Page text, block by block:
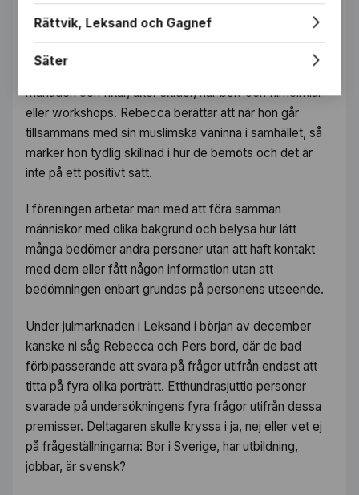
framförallt arbetar man på att nå en förändring.
Samtidigt som medlemmarna hittar på roliga aktiviteter
månaden och fikar, åker skidor, har bok-och filmcirklar
eller workshops. Rebecca berättar att när hon går
tillsammans med sin muslimska väninna i samhället, så
märker hon tydlig skillnad i hur de bemöts och det är
inte på ett positivt sätt.
I föreningen arbetar man med att föra samman
människor med olika bakgrund och belysa hur lätt
många bedömer andra personer utan att haft kontakt
med dem eller fått någon information utan att
bedömningen enbart grundas på personens utseende.
Under julmarknaden i Leksand i början av december
kanske ni såg Rebecca och Pers bord, där de bad
förbipasserande att svara på frågor utifrån endast att
titta på fyra olika porträtt. Etthundrasjuttio personer
svarade på undersökningens fyra frågor utifrån dessa
premisser. Deltagaren skulle kryssa i ja, nej eller vet ej
på frågeställningarna: Bor i Sverige, har utbildning,
jobbar, är svensk?
Rättvik, Leksand och Gagnef
Säter